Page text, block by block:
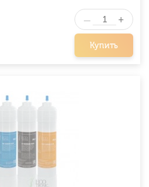
Купить
— +